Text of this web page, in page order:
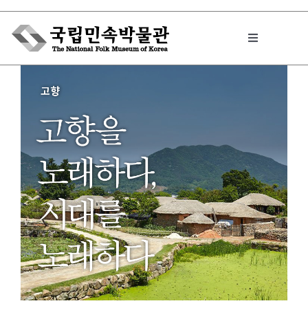
Skip
content
Toggle
박물관에서는
민속이야기
민속 인사이드
원문보기 PDF